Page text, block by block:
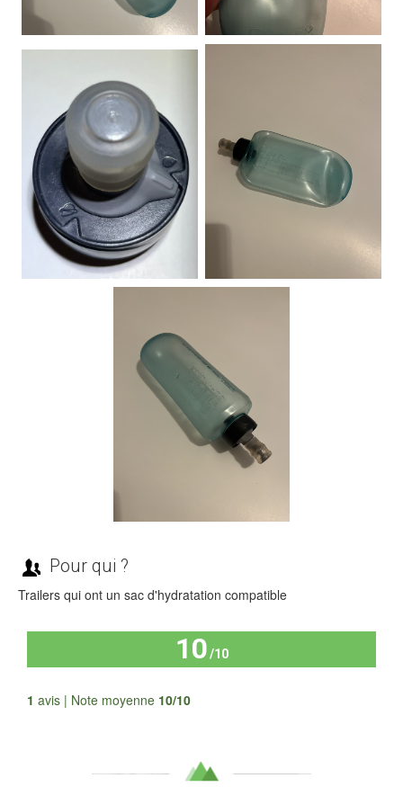
Pour qui ?
Trailers qui ont un sac d'hydratation compatible
10/10
1 avis | Note moyenne 10/10